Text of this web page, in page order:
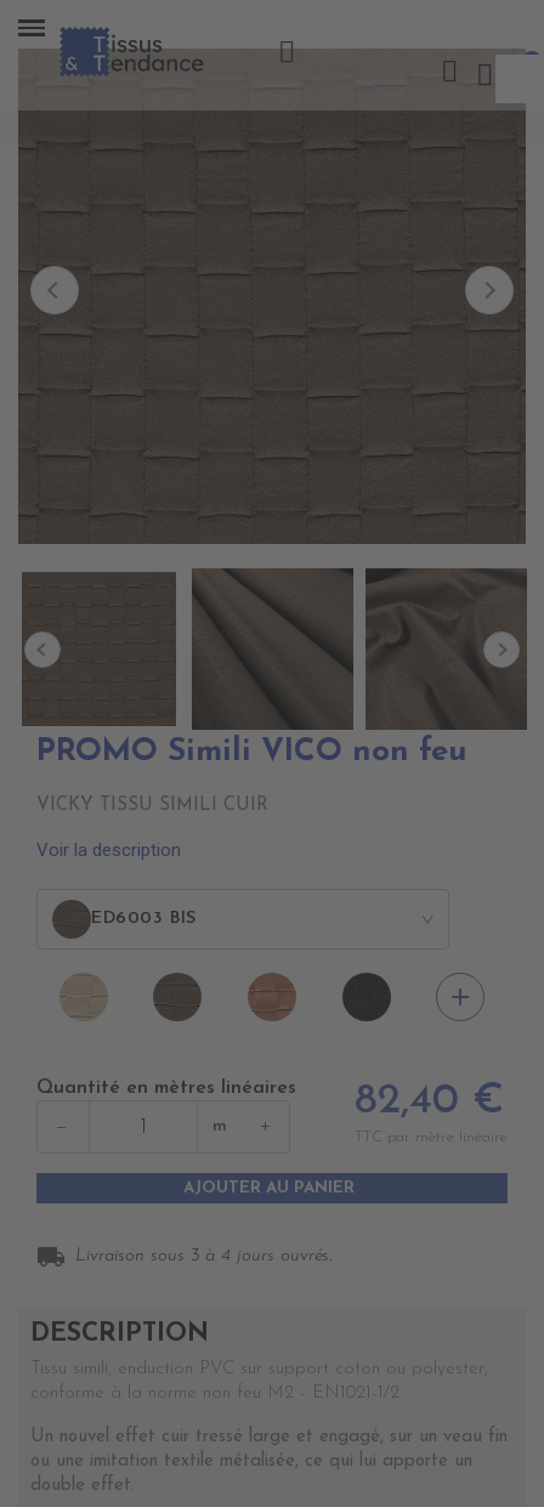
PROMO Simili VICO non feu
VICKY TISSU SIMILI CUIR
Voir la description
ED6003 BIS >
ED6001
BASSE
ED6003
BIS
ED6005
PROFUSION
ED6007
BONBONadd
Quantité en mètres linéaires
− m +
82,40 €
TTC par mètre linéaire
AJOUTER AU PANIER
local_shipping Livraison sous 3 à 4 jours ouvrés.
DESCRIPTION
Tissu simili, enduction PVC sur support coton ou polyester,
conforme à la norme non feu M2 - EN1021-1/2.
Un nouvel effet cuir tressé large et engagé, sur un veau fin
ou une imitation textile métalisée, ce qui lui apporte un
double effet.